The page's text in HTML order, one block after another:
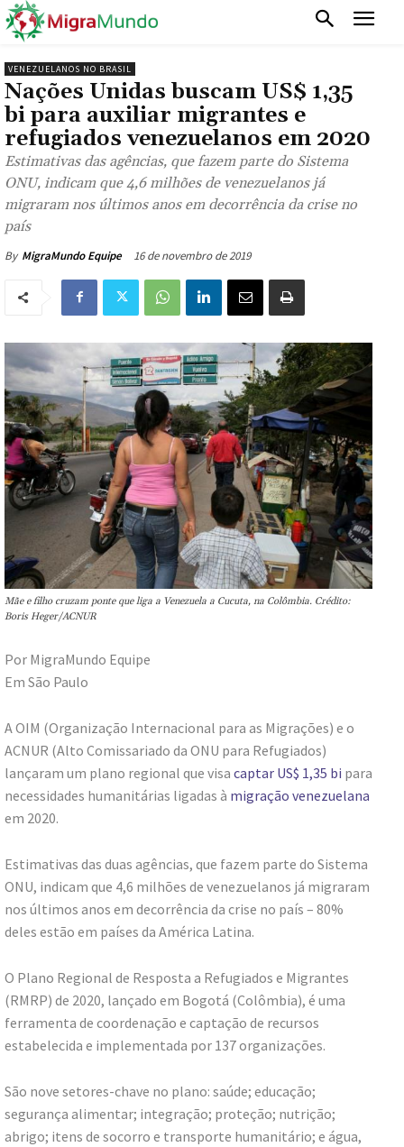
VENEZUELANOS NO BRASIL
Nações Unidas buscam US$ 1,35
bi para auxiliar migrantes e
refugiados venezuelanos em 2020
Estimativas das agências, que fazem parte do Sistema
ONU, indicam que 4,6 milhões de venezuelanos já
migraram nos últimos anos em decorrência da crise no
país
By MigraMundo Equipe 16 de novembro de 2019
Mãe e filho cruzam ponte que liga a Venezuela a Cucuta, na Colômbia. Crédito:
Boris Heger/ACNUR
Por MigraMundo Equipe
Em São Paulo
A OIM (Organização Internacional para as Migrações) e o
ACNUR (Alto Comissariado da ONU para Refugiados)
lançaram um plano regional que visa captar US$ 1,35 bi para
necessidades humanitárias ligadas à migração venezuelana
em 2020.
Estimativas das duas agências, que fazem parte do Sistema
ONU, indicam que 4,6 milhões de venezuelanos já migraram
nos últimos anos em decorrência da crise no país – 80%
deles estão em países da América Latina.
O Plano Regional de Resposta a Refugiados e Migrantes
(RMRP) de 2020, lançado em Bogotá (Colômbia), é uma
ferramenta de coordenação e captação de recursos
estabelecida e implementada por 137 organizações.
São nove setores-chave no plano: saúde; educação;
segurança alimentar; integração; proteção; nutrição;
abrigo; itens de socorro e transporte humanitário; e água,